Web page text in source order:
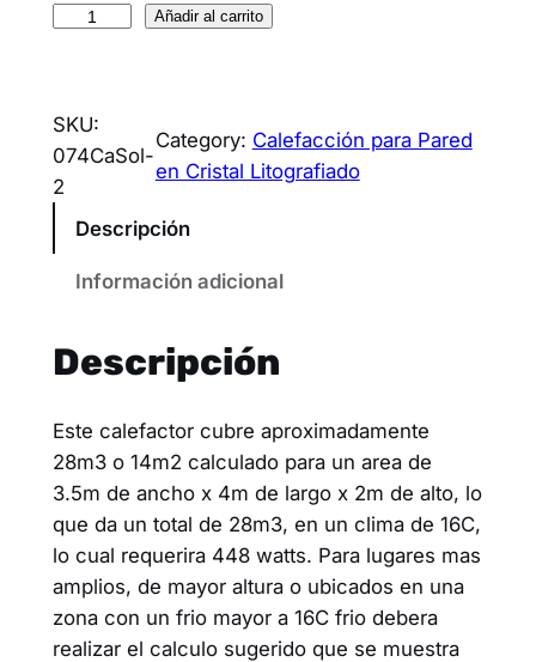
Añadir al carrito
SKU:
074CaSol-
2
Category: Calefacción para Pared
en Cristal Litografiado
Descripción
Información adicional
Descripción
Este calefactor cubre aproximadamente
28m3 o 14m2 calculado para un area de
3.5m de ancho x 4m de largo x 2m de alto, lo
que da un total de 28m3, en un clima de 16C,
lo cual requerira 448 watts. Para lugares mas
amplios, de mayor altura o ubicados en una
zona con un frio mayor a 16C frio debera
realizar el calculo sugerido que se muestra